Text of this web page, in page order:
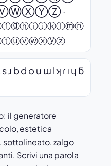
·
ɹ b d o u ɯ l ʞ ɾ ı ɥ ƃ
il generatore
estetica
sottolineato, zalgo
Scrivi una parola